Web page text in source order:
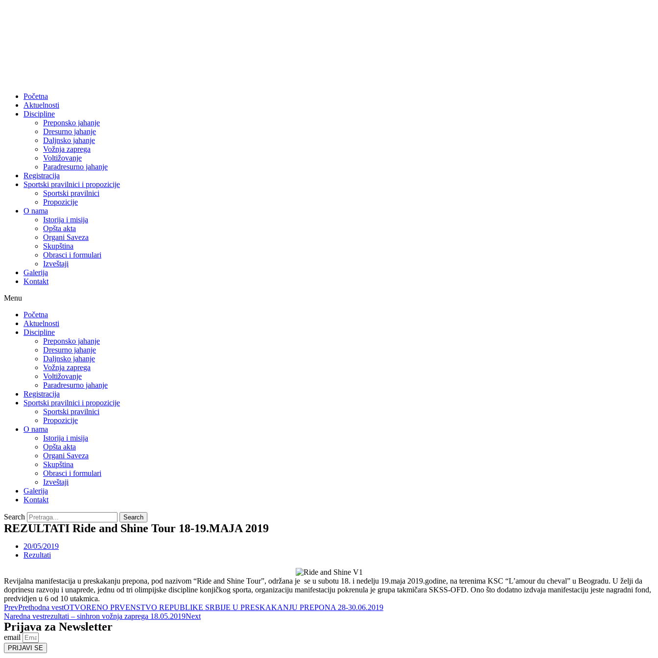
Početna
Aktuelnosti
Discipline
Preponsko jahanje
Dresurno jahanje
Daljnsko jahanje
Vožnja zaprega
Voltižovanje
Paradresurno jahanje
Registracija
Sportski pravilnici i propozicije
Sportski pravilnici
Propozicije
O nama
Istorija i misija
Opšta akta
Organi Saveza
Skupština
Obrasci i formulari
Izveštaji
Galerija
Kontakt
Menu
Početna
Aktuelnosti
Discipline
Preponsko jahanje
Dresurno jahanje
Daljnsko jahanje
Vožnja zaprega
Voltižovanje
Paradresurno jahanje
Registracija
Sportski pravilnici i propozicije
Sportski pravilnici
Propozicije
O nama
Istorija i misija
Opšta akta
Organi Saveza
Skupština
Obrasci i formulari
Izveštaji
Galerija
Kontakt
Search Search
REZULTATI Ride and Shine Tour 18-19.MAJA 2019
20/05/2019
Rezultati
Revijalna manifestacija u preskakanju prepona, pod nazivom “Ride and Shine Tour”, održana je se u subotu 18. i nedelju 19.maja 2019.godine, na terenima KSC “L’amour du cheval” u Beogradu. U želji da
doprinesu razvoju i unaprede, jednu od tri olimpijske discipline konjičkog sporta, organizaciju manifestaciju pokrenula je grupa takmičara SKSS-OFD. Ono što dodatno izdvaja manifestaciju jeste nagradni fond,
predvidjen u 6 od 10 utakmica.
PrevPrethodna vestOTVORENO PRVENSTVO REPUBLIKE SRBIJE U PRESKAKANJU PREPONA 28-30.06.2019
Naredna vestrezultati – sinhron vožnja zaprega 18.05.2019Next
Prijava za Newsletter
email
PRIJAVI SE